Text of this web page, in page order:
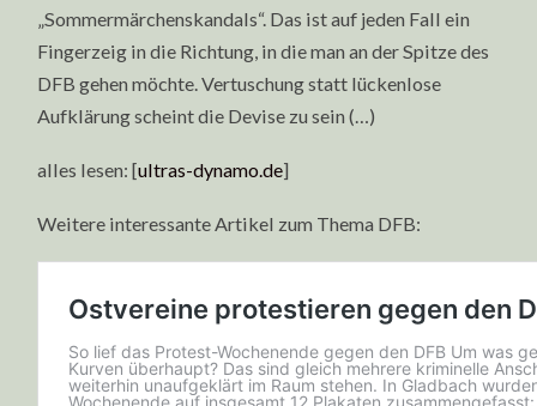
„Sommermärchenskandals“. Das ist auf jeden Fall ein
Fingerzeig in die Richtung, in die man an der Spitze des
DFB gehen möchte. Vertuschung statt lückenlose
Aufklärung scheint die Devise zu sein (…)
alles lesen: [ultras-dynamo.de]
Weitere interessante Artikel zum Thema DFB: